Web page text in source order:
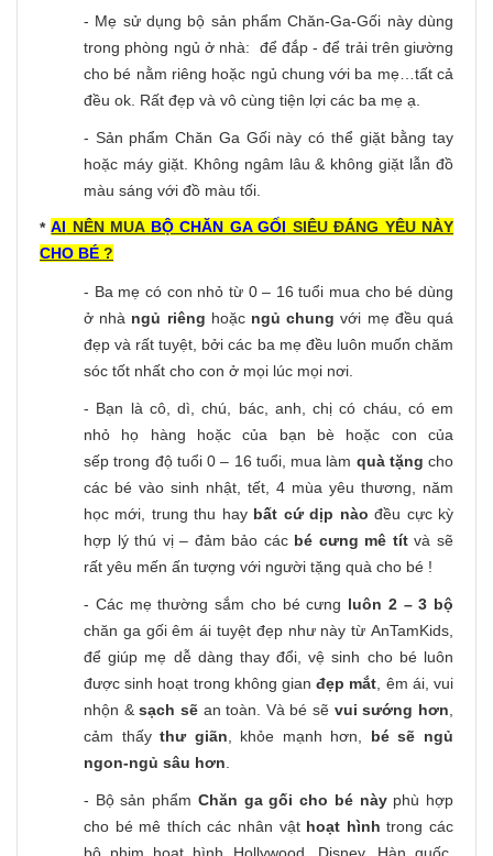
- Mẹ sử dụng bộ sản phẩm Chăn-Ga-Gối này dùng
trong phòng ngủ ở nhà: để đắp - để trải trên giường
cho bé nằm riêng hoặc ngủ chung với ba mẹ…tất cả
đều ok. Rất đẹp và vô cùng tiện lợi các ba mẹ ạ.
- Sản phẩm Chăn Ga Gối này có thể giặt bằng tay
hoặc máy giặt. Không ngâm lâu & không giặt lẫn đồ
màu sáng với đồ màu tối.
*AI NÊN MUA BỘ CHĂN GA GỐI SIÊU ĐÁNG YÊU NÀY
CHO BÉ ?
- Ba mẹ có con nhỏ từ 0 – 16 tuổi mua cho bé dùng
ở nhà ngủ riêng hoặc ngủ chung với mẹ đều quá
đẹp và rất tuyệt, bởi các ba mẹ đều luôn muốn chăm
sóc tốt nhất cho con ở mọi lúc mọi nơi.
- Bạn là cô, dì, chú, bác, anh, chị có cháu, có em
nhỏ họ hàng hoặc của bạn bè hoặc con của
sếp trong độ tuổi 0 – 16 tuổi, mua làm quà tặng cho
các bé vào sinh nhật, tết, 4 mùa yêu thương, năm
học mới, trung thu hay bất cứ dịp nào đều cực kỳ
hợp lý thú vị – đảm bảo các bé cưng mê títvà sẽ
rất yêu mến ấn tượng với người tặng quà cho bé !
- Các mẹ thường sắm cho bé cưng luôn 2 – 3 bộ
chăn ga gối êm ái tuyệt đẹp như này từ AnTamKids,
để giúp mẹ dễ dàng thay đổi, vệ sinh cho bé luôn
được sinh hoạt trong không gianđẹp mắt, êm ái, vui
nhộn &sạch sẽ an toàn. Và bé sẽ vui sướng hơn,
cảm thấythư giãn, khỏe mạnh hơn, bé sẽ ngủ
ngon-ngủ sâu hơn.
- Bộ sản phẩm Chăn ga gối cho bé nàyphù hợp
cho bé mê thích các nhân vật hoạt hình trong các